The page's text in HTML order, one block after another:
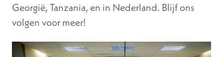
Georgië, Tanzania, en in Nederland. Blijf ons
volgen voor meer!